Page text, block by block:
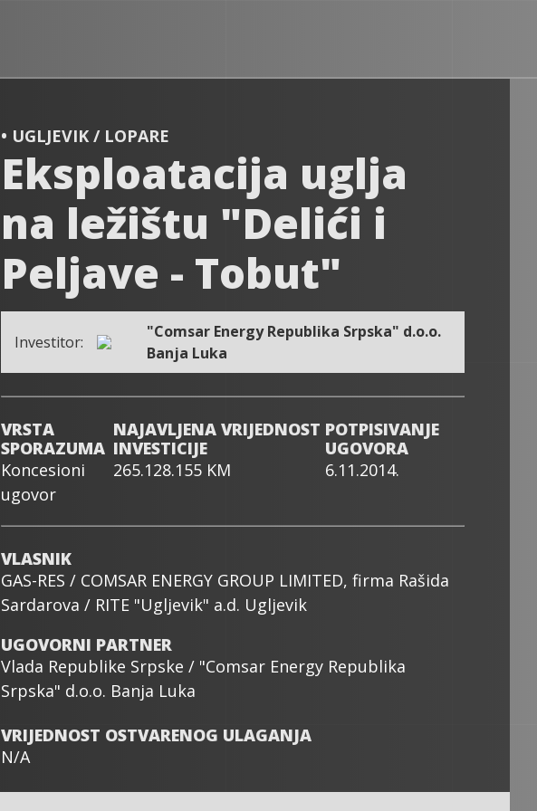
• UGLJEVIK / LOPARE
Eksploatacija uglja
na ležištu "Delići i
Peljave - Tobut"
Investitor:
"Comsar Energy Republika Srpska" d.o.o.
Banja Luka
VRSTA
SPORAZUMA
Koncesioni
ugovor
NAJAVLJENA VRIJEDNOST
INVESTICIJE
265.128.155 KM
POTPISIVANJE
UGOVORA
6.11.2014.
VLASNIK
GAS-RES / COMSAR ENERGY GROUP LIMITED, firma Rašida
Sardarova / RITE "Ugljevik" a.d. Ugljevik
UGOVORNI PARTNER
Vlada Republike Srpske / "Comsar Energy Republika
Srpska" d.o.o. Banja Luka
VRIJEDNOST OSTVARENOG ULAGANJA
N/A